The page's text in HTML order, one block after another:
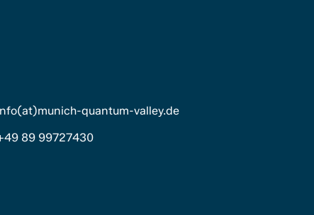
quantum-valley.de
89 99727430